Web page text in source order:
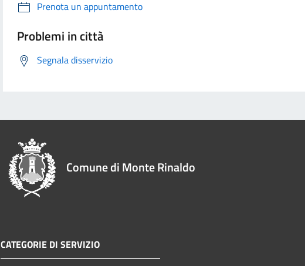
Prenota un appuntamento
Problemi in città
Segnala disservizio
Comune di Monte Rinaldo
CATEGORIE DI SERVIZIO